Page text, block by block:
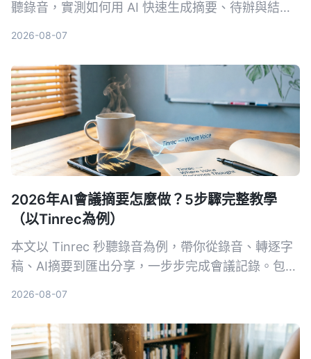
聽錄音，實測如何用 AI 快速生成摘要、待辦與結構
2026-08-07
2026年AI會議摘要怎麼做？5步驟完整教學
（以Tinrec為例）
本文以 Tinrec 秒聽錄音為例，帶你從錄音、轉逐字
稿、AI摘要到匯出分享，一步步完成會議記錄。包含
2026-08-07